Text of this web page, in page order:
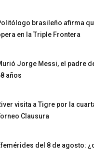
brasileño afirma
en la Triple Frontera
Jorge Messi, el padre
años
visita a Tigre por la
Clausura
del 8 de agosto: